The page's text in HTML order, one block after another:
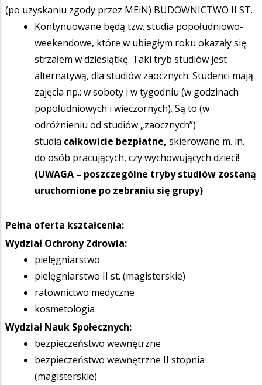
(po uzyskaniu zgody przez MEiN) BUDOWNICTWO II ST.
Kontynuowane będą tzw. studia popołudniowo-
weekendowe, które w ubiegłym roku okazały się
strzałem w dziesiątkę. Taki tryb studiów jest
alternatywą, dla studiów zaocznych. Studenci mają
zajęcia np.: w soboty i w tygodniu (w godzinach
popołudniowych i wieczornych). Są to (w
odróżnieniu od studiów „zaocznych”)
studia całkowicie bezpłatne, skierowane m. in.
do osób pracujących, czy wychowujących dzieci!
(UWAGA – poszczególne tryby studiów zostaną
uruchomione po zebraniu się grupy)
Pełna oferta kształcenia:
Wydział Ochrony Zdrowia:
pielęgniarstwo
pielęgniarstwo II st. (magisterskie)
ratownictwo medyczne
kosmetologia
Wydział Nauk Społecznych:
bezpieczeństwo wewnętrzne
bezpieczeństwo wewnętrzne II stopnia
(magisterskie)